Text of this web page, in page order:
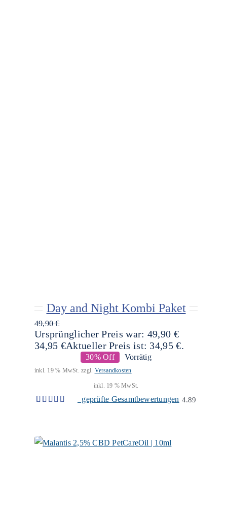
Day and Night Kombi Paket
49,90€
Ursprünglicher Preis war: 49,90 €
34,95 €Aktueller Preis ist: 34,95 €.
30% Off Vorrätig
inkl. 19 % MwSt. zzgl. Versandkosten
inkl. 19 % MwSt.
basierend
auf
geprüfte Gesamtbewertungen 4.89